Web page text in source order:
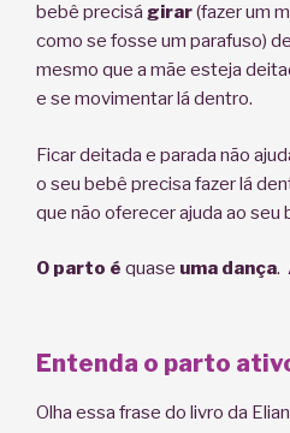
bebê precisá girar(fazer um
como se fosse um parafuso)
mesmo que a mãe esteja
e se movimentar lá dentro.
Ficar deitada e parada não
o seu bebê precisa fazer lá
que não oferecer ajuda ao seu
O parto é quase uma dança.
Entenda o parto
Olha essa frase do livro da